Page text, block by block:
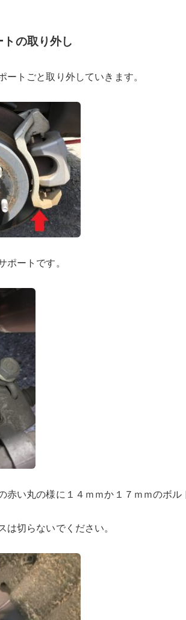
トの取り外し
ートごと取り外していきます。
ートです。
赤い丸の様に１４ｍｍか１７ｍｍのボル
は切らないでください。